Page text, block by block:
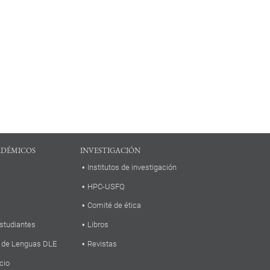
Lenguas DLE
INVESTIGACIÓN
Institutos de investigación
HPC-USFQ
Comité de ética
Libros
Revistas